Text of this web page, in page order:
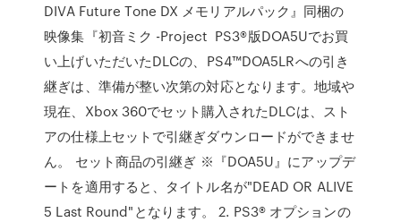
DIVA Future Tone DX メモリアルパック』同梱の
映像集『初音ミク -Project PS3®版DOA5Uでお買
い上げいただいたDLCの、PS4™DOA5LRへの引き
継ぎは、準備が整い次第の対応となります。地域や
現在、Xbox 360でセット購入されたDLCは、スト
アの仕様上セットで引継ぎダウンロードができませ
ん。 セット商品の引継ぎ ※『DOA5U』にアップデ
ートを適用すると、タイトル名が"DEAD OR ALIVE
5 Last Round"となります。 2. PS3® オプションの